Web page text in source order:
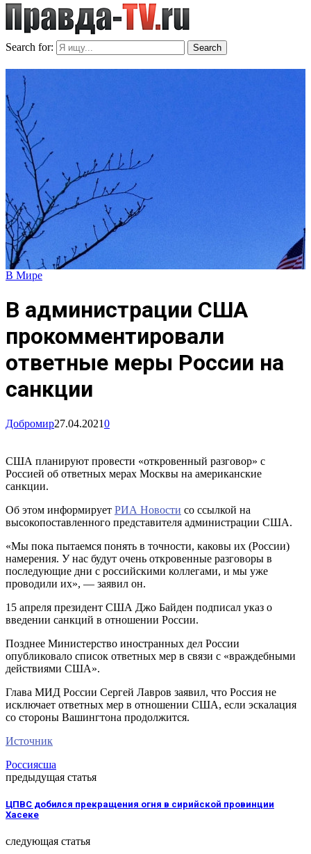
Search for: Search
В Мире
В администрации США
прокомментировали
ответные меры России на
санкции
Добромир27.04.20210
США планируют провести «откровенный разговор» с
Россией об ответных мерах Москвы на американские
санкции.
Об этом информирует РИА Новости со ссылкой на
высокопоставленного представителя администрации США.
«Мы пока пытаемся понять в точности, каковы их (России)
намерения. У нас будут очень откровенные разговоры в
последующие дни с российскими коллегами, и мы уже
проводили их», — заявил он.
15 апреля президент США Джо Байден подписал указ о
введении санкций в отношении России.
Позднее Министерство иностранных дел России
опубликовало список ответных мер в связи с «враждебными
действиями США».
Глава МИД России Сергей Лавров заявил, что Россия не
исключает ответных мер в отношении США, если эскалация
со стороны Вашингтона продолжится.
Источник
Россиясша
предыдущая статья
ЦПВС добился прекращения огня в сирийской провинции
Хасеке
следующая статья